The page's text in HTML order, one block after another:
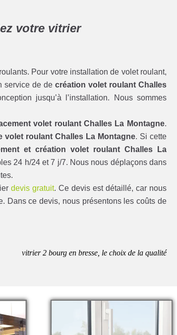
votre vitrier
Pour votre installation de volet roulant,
service de de création volet roulant Challes
jusqu’à l’installation. Nous sommes
volet roulant Challes La Montagne.
volet roulant Challes La Montagne. Si cette
et création volet roulant Challes La
24 h/24 et 7 j/7. Nous nous déplaçons dans
devis gratuit. Ce devis est détaillé, car nous
Dans ce devis, nous présentons les coûts de
vitrier 2 bourg en bresse, le choix de la qualité